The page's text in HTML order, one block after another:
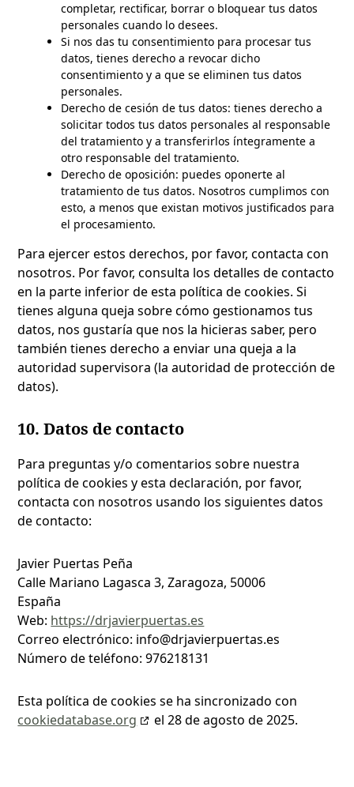
completar, rectificar, borrar o bloquear tus datos
personales cuando lo desees.
Si nos das tu consentimiento para procesar tus
datos, tienes derecho a revocar dicho
consentimiento y a que se eliminen tus datos
personales.
Derecho de cesión de tus datos: tienes derecho a
solicitar todos tus datos personales al responsable
del tratamiento y a transferirlos íntegramente a
otro responsable del tratamiento.
Derecho de oposición: puedes oponerte al
tratamiento de tus datos. Nosotros cumplimos con
esto, a menos que existan motivos justificados para
el procesamiento.
Para ejercer estos derechos, por favor, contacta con
nosotros. Por favor, consulta los detalles de contacto
en la parte inferior de esta política de cookies. Si
tienes alguna queja sobre cómo gestionamos tus
datos, nos gustaría que nos la hicieras saber, pero
también tienes derecho a enviar una queja a la
autoridad supervisora (la autoridad de protección de
datos).
10. Datos de contacto
Para preguntas y/o comentarios sobre nuestra
política de cookies y esta declaración, por favor,
contacta con nosotros usando los siguientes datos
de contacto:
Javier Puertas Peña
Calle Mariano Lagasca 3, Zaragoza, 50006
España
Web: https://drjavierpuertas.es
Correo electrónico: info@drjavierpuertas.es
Número de teléfono: 976218131
Esta política de cookies se ha sincronizado con
cookiedatabase.org
el 28 de agosto de 2025.